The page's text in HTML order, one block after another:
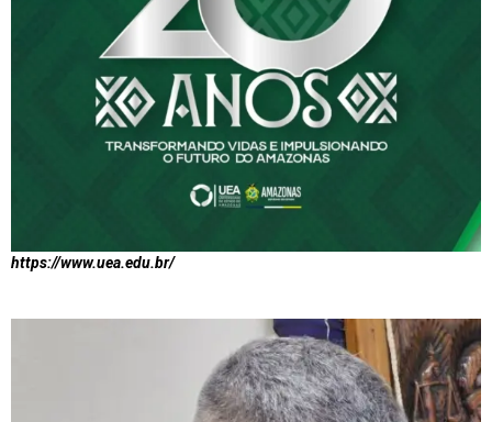
https://www.uea.edu.br/